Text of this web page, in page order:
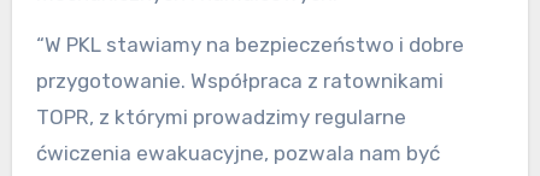
“W PKL stawiamy na bezpieczeństwo i dobre
przygotowanie. Współpraca z ratownikami
TOPR, z którymi prowadzimy regularne
ćwiczenia ewakuacyjne, pozwala nam być